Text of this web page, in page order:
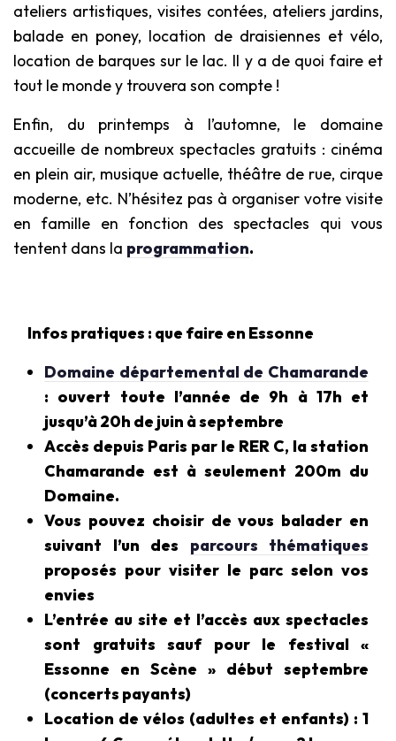
ateliers artistiques, visites contées, ateliers jardins,
balade en poney, location de draisiennes et vélo,
location de barques sur le lac. Il y a de quoi faire et
tout le monde y trouvera son compte !
Enfin, du printemps à l’automne, le domaine
accueille de nombreux spectacles gratuits : cinéma
en plein air, musique actuelle, théâtre de rue, cirque
moderne, etc. N’hésitez pas à organiser votre visite
en famille en fonction des spectacles qui vous
tentent dans la programmation.
Infos pratiques : que faire en Essonne
Domaine départemental de Chamarande
: ouvert toute l’année de 9h à 17h et
jusqu’à 20h de juin à septembre
Accès depuis Paris par le RER C, la station
Chamarande est à seulement 200m du
Domaine.
Vous pouvez choisir de vous balader en
suivant l’un des parcours thématiques
proposés pour visiter le parc selon vos
envies
L’entrée au site et l’accès aux spectacles
sont gratuits sauf pour le festival «
Essonne en Scène » début septembre
(concerts payants)
Location de vélos (adultes et enfants) : 1